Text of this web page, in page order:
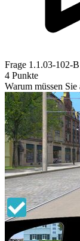
Frage 1.1.03-102-B
4 Punkte
Warum müssen